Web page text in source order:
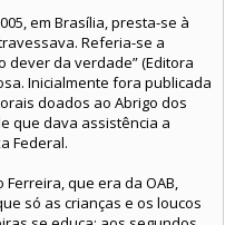
em Brasília, presta-se à
Referia-se a
dever da verdade” (Editora
Inicialmente fora publicada
doados ao Abrigo dos
que dava assistência a
Federal.
que era da OAB,
só as crianças e os loucos